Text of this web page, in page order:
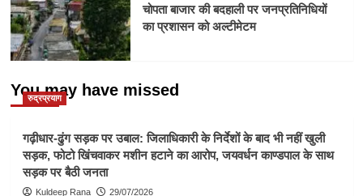
चोपता बाजार की बदहाली पर जनप्रतिनिधियों
का प्रशासन को अल्टीमेटम
You may have missed
रुद्रप्रयाग
गढ़ीधार-ढुंग सड़क पर उबाल: जिलाधिकारी के निर्देशों के बाद भी नहीं खुली
सड़क, फोटो खिंचवाकर मशीन हटाने का आरोप, जयवर्धन काण्डपाल के साथ
सड़क पर बैठी जनता
Kuldeep Rana 29/07/2026